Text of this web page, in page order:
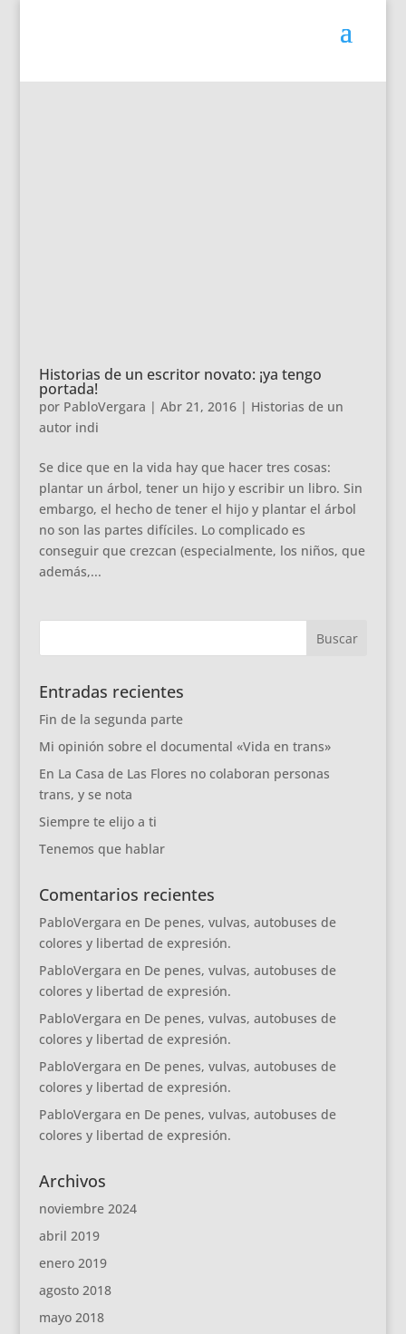
Historias de un escritor novato: ¡ya tengo
portada!
por PabloVergara | Abr 21, 2016| Historias de un
autor indi
Se dice que en la vida hay que hacer tres cosas:
plantar un árbol, tener un hijo y escribir un libro. Sin
embargo, el hecho de tener el hijo y plantar el árbol
no son las partes difíciles. Lo complicado es
conseguir que crezcan (especialmente, los niños, que
además,...
Entradas recientes
Fin de la segunda parte
Mi opinión sobre el documental «Vida en trans»
En La Casa de Las Flores no colaboran personas
trans, y se nota
Siempre te elijo a ti
Tenemos que hablar
Comentarios recientes
PabloVergara en De penes, vulvas, autobuses de
colores y libertad de expresión.
PabloVergara en De penes, vulvas, autobuses de
colores y libertad de expresión.
PabloVergara en De penes, vulvas, autobuses de
colores y libertad de expresión.
PabloVergara en De penes, vulvas, autobuses de
colores y libertad de expresión.
PabloVergara en De penes, vulvas, autobuses de
colores y libertad de expresión.
Archivos
noviembre 2024
abril 2019
enero 2019
agosto 2018
mayo 2018